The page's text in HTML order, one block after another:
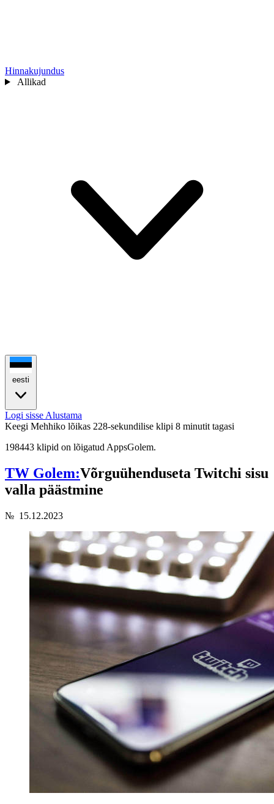
Hinnakujundus
Allikad
eesti
Logi sisse Alustama
Keegi Mehhiko lõikas 228-sekundilise klipi 8 minutit tagasi
198443 klipid on lõigatud AppsGolem.
TW Golem:Võrguühenduseta Twitchi sisu
valla päästmine
№ 15.12.2023